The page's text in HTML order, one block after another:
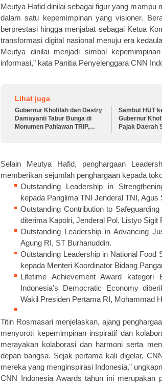
Meutya Hafid dinilai sebagai figur yang mampu
dalam satu kepemimpinan yang visioner.
berprestasi hingga menjabat sebagai Ketua
transformasi digital nasional menuju era
Meutya dinilai menjadi simbol
informasi," kata Panitia Penyelenggara CNN
Lihat juga
Gubernur Khofifah dan Destry
Damayanti Tabur Bunga di
Monumen Pahlawan TRIP,
Sambut HUT
Gubernur
Pajak Daerah
Selain Meutya Hafid, penghargaan
memberikan sejumlah penghargaan kepada
Outstanding Leadership in
kepada Panglima TNI Jenderal TNI, Agus
Outstanding Contribution to
diterima Kapolri, Jenderal Pol. Listyo Sigit
Outstanding Leadership in Advancing
Agung RI, ST Burhanuddin.
Outstanding Leadership in National
kepada Menteri Koordinator Bidang
Lifetime Achievement Award
Indonesia’s Democratic Economy
Wakil Presiden Pertama RI, Mohammad
Titin Rosmasari menjelaskan, ajang
menyoroti kepemimpinan inspiratif dan
merayakan kolaborasi dan harmoni serta
depan bangsa. Sejak pertama kali digelar,
mereka yang menginspirasi Indonesia,”
CNN Indonesia Awards tahun ini merupakan